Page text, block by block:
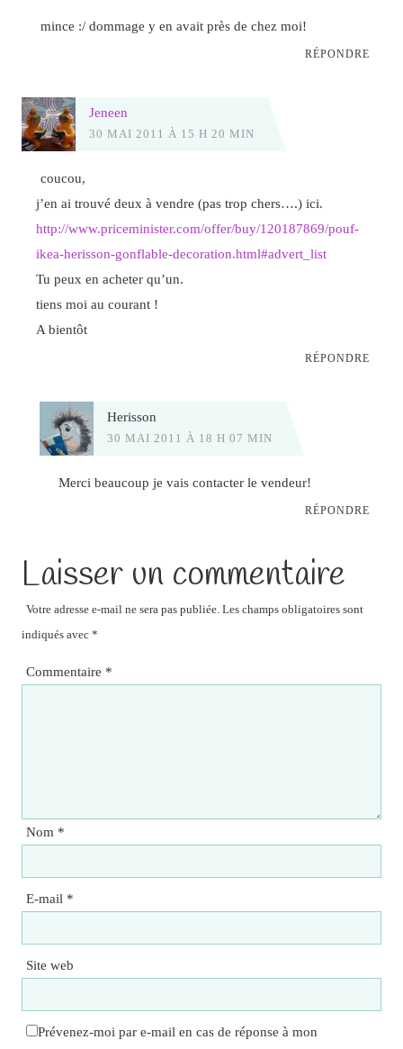
mince :/ dommage y en avait près de chez moi!
RÉPONDRE
Jeneen
30 MAI 2011 À 15 H 20 MIN
coucou,
j’en ai trouvé deux à vendre (pas trop chers….) ici.
http://www.priceminister.com/offer/buy/120187869/pouf-
ikea-herisson-gonflable-decoration.html#advert_list
Tu peux en acheter qu’un.
tiens moi au courant !
A bientôt
RÉPONDRE
Herisson
30 MAI 2011 À 18 H 07 MIN
Merci beaucoup je vais contacter le vendeur!
RÉPONDRE
Laisser un commentaire
Votre adresse e-mail ne sera pas publiée. Les champs obligatoires sont
indiqués avec *
Commentaire *
Nom *
E-mail *
Site web
Prévenez-moi par e-mail en cas de réponse à mon